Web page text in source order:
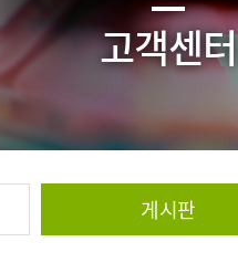
고객센터
게시판